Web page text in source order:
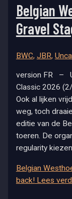
Belgian
Gravel
BWC, JBR,
version FR –
Classic 2026
Ook al lijken
weg, toch
editie van de
toeren. De
regularity
Belgian
back!Lees